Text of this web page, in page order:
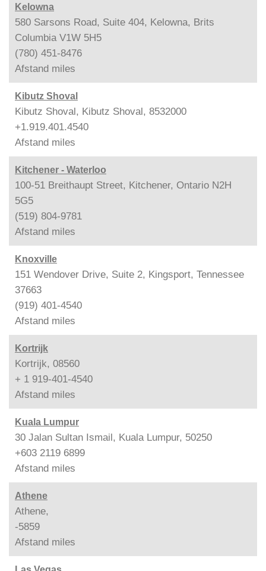
Kelowna
580 Sarsons Road, Suite 404, Kelowna, Brits
Columbia V1W 5H5
(780) 451-8476
Afstand miles
Kibutz Shoval
Kibutz Shoval, Kibutz Shoval, 8532000
+1.919.401.4540
Afstand miles
Kitchener - Waterloo
100-51 Breithaupt Street, Kitchener, Ontario N2H
5G5
(519) 804-9781
Afstand miles
Knoxville
151 Wendover Drive, Suite 2, Kingsport, Tennessee
37663
(919) 401-4540
Afstand miles
Kortrijk
Kortrijk, 08560
+ 1 919-401-4540
Afstand miles
Kuala Lumpur
30 Jalan Sultan Ismail, Kuala Lumpur, 50250
+603 2119 6899
Afstand miles
Athene
Athene,
-5859
Afstand miles